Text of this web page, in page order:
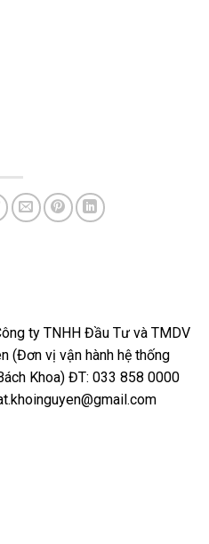
ty TNHH Đầu Tư và TMDV
(Đơn vị vận hành hệ thống
Khoa) ĐT: 033 858 0000